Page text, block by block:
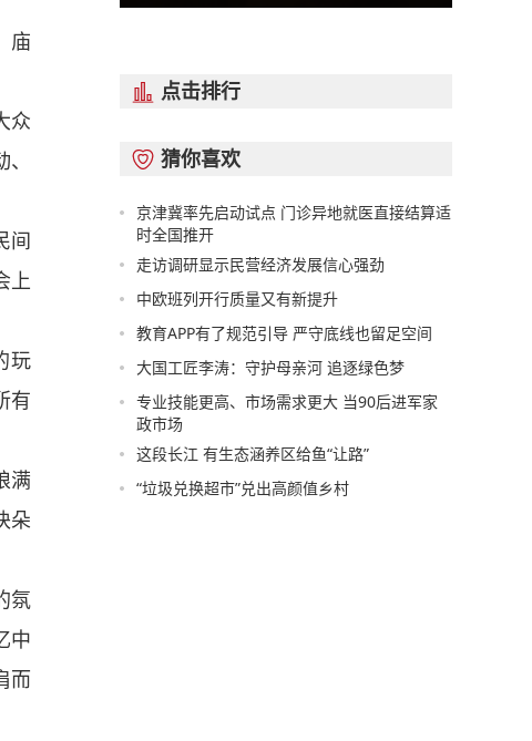
庙
众
间
上
玩
有
满
朵
氛
中
而
 点击排行
 猜你喜欢
京津冀率先启动试点 门诊异地就医直接结算适
时全国推开
走访调研显示民营经济发展信心强劲
中欧班列开行质量又有新提升
教育APP有了规范引导 严守底线也留足空间
大国工匠李涛：守护母亲河 追逐绿色梦
专业技能更高、市场需求更大 当90后进军家
政市场
这段长江 有生态涵养区给鱼“让路”
“垃圾兑换超市”兑出高颜值乡村